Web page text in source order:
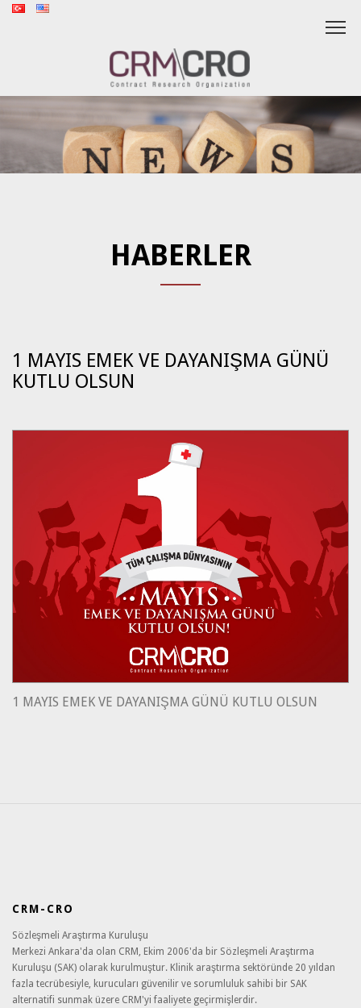
HABERLER
1 MAYIS EMEK VE DAYANIŞMA GÜNÜ
KUTLU OLSUN
1 MAYIS EMEK VE DAYANIŞMA GÜNÜ KUTLU OLSUN
CRM-CRO
Sözleşmeli Araştırma Kuruluşu
Merkezi Ankara'da olan CRM, Ekim 2006'da bir Sözleşmeli Araştırma
Kuruluşu (SAK) olarak kurulmuştur. Klinik araştırma sektöründe 20 yıldan
fazla tecrübesiyle, kurucuları güvenilir ve sorumluluk sahibi bir SAK
alternatifi sunmak üzere CRM'yi faaliyete geçirmişlerdir.